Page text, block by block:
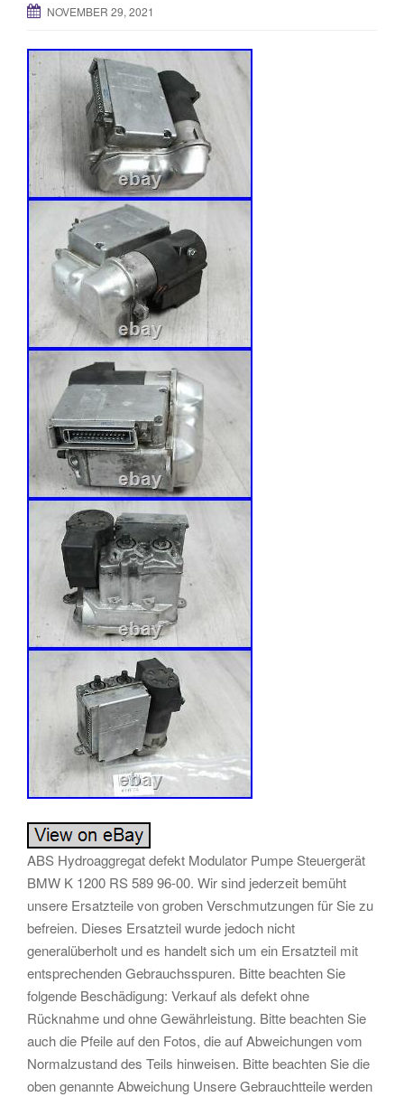
NOVEMBER 29, 2021
ABS Hydroaggregat defekt Modulator Pumpe Steuergerät
BMW K 1200 RS 589 96-00. Wir sind jederzeit bemüht
unsere Ersatzteile von groben Verschmutzungen für Sie zu
befreien. Dieses Ersatzteil wurde jedoch nicht
generalüberholt und es handelt sich um ein Ersatzteil mit
entsprechenden Gebrauchsspuren. Bitte beachten Sie
folgende Beschädigung: Verkauf als defekt ohne
Rücknahme und ohne Gewährleistung. Bitte beachten Sie
auch die Pfeile auf den Fotos, die auf Abweichungen vom
Normalzustand des Teils hinweisen. Bitte beachten Sie die
oben genannte Abweichung Unsere Gebrauchtteile werden